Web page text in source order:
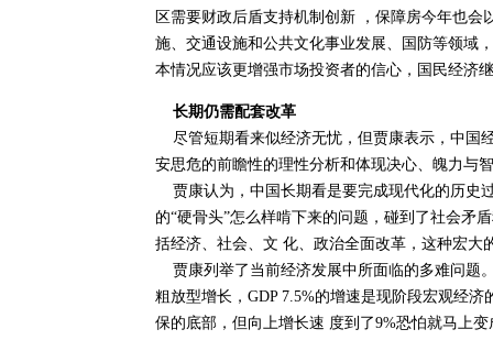
区需要财政后盾支持机制创新 ，保障房今年也
施、交通设施和公共文化事业发展、国防等领域
本情况应该更增强市场投资者的信心，国民经济
长期仍需配套改革
尽管短期看来似经济无忧，但贾康表示，中国
安思危的前瞻性的理性分析和体现决心、魄力与
贾康认为，中国长期看是要完成现代化的历史
的“硬骨头”怎么样啃下来的问题，碰到了社会矛
括经济、社会、文 化、政治全面改革，这种宏
贾康列举了当前经济发展中所面临的多难问题
粗放型增长，GDP 7.5%的增速是现阶段宏观经
保的底部，但向上增长速 度到了9%恐怕就马上